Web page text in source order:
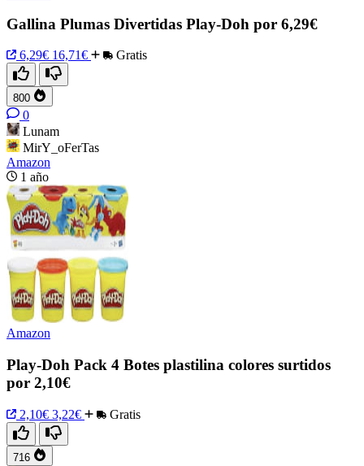
Gallina Plumas Divertidas Play-Doh por 6,29€
6,29€ 16,71€ Gratis
800
0
Lunam
MirY_oFerTas
Amazon
1 año
Amazon
Play-Doh Pack 4 Botes plastilina colores surtidos
por 2,10€
2,10€ 3,22€ Gratis
716